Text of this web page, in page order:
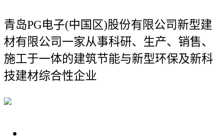
青岛PG电子(中国区)股份有限公司新型建
材有限公司一家从事科研、生产、销售、
施工于一体的建筑节能与新型环保及新科
技建材综合性企业